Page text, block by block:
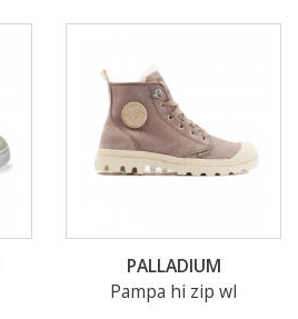
PALLADIUM
Pampa hi zip wl